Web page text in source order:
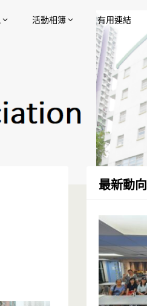
活動相簿 有用連結
最新動向